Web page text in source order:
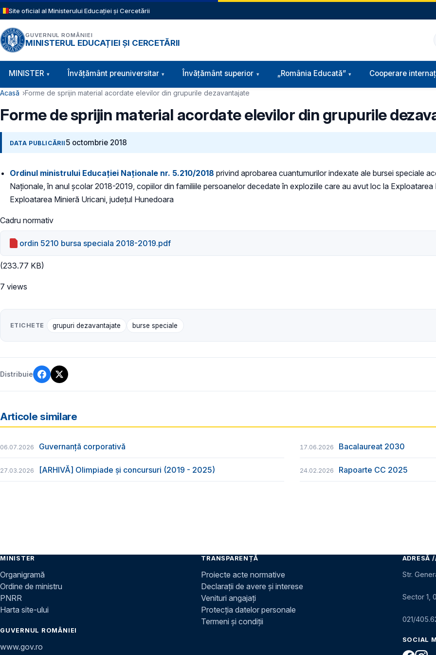
Sari la conținutul principal
Site oficial al Ministerului Educației și Cercetării
GUVERNUL ROMÂNIEI
MINISTERUL EDUCAȚIEI ȘI CERCETĂRII
Navigație principală
MINISTER Învăţământ preuniversitar Învățământ superior „România Educată” Cooperare
Cale de navigare
Acasă Forme de sprijin material acordate elevilor din grupurile dezavantajate
Forme de sprijin material acordate elevilor din grupurile
DATA PUBLICĂRII 5 octombrie 2018
Ordinul ministrului Educației Naționale nr. 5.210/2018 privind aprobarea cuantumurilor indexate ale bursei speciale
Naționale, în anul școlar 2018-2019, copiilor din familiile persoanelor decedate în exploziile care au avut loc la Exploatarea
Exploatarea Minieră Uricani, județul Hunedoara
Cadru normativ
ordin 5210 bursa speciala 2018-2019.pdf
(233.77 KB)
7 views
ETICHETE grupuri dezavantajate burse speciale
Distribuie
Articole similare
06.07.2026 Guvernanță corporativă 17.06.2026 Bacalaureat 2030
27.03.2026 [ARHIVĂ] Olimpiade și concursuri (2019 - 2025) 24.02.2026 Rapoarte CC 2025
MINISTER
Organigramă
Ordine de ministru
PNRR
Harta site-ului
GUVERNUL ROMÂNIEI
www.gov.ro
TRANSPARENȚĂ
Proiecte acte normative
Declarații de avere și interese
Venituri angajați
Protecția datelor personale
Termeni și condiții
ADRESĂ
Str.
Sector 1,
021/
SOCIAL